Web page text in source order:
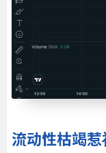
流动性枯竭惹